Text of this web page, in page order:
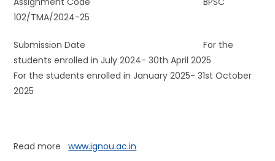
102/TMA/2024-25
Submission Date For the
students enrolled in July 2024- 30th April 2025
For the students enrolled in January 2025- 31st October
2025
Read morewww.ignou.ac.in